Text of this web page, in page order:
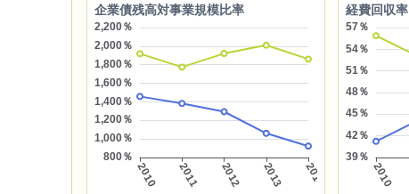
企業債残高対事業規模比率 経費回収率